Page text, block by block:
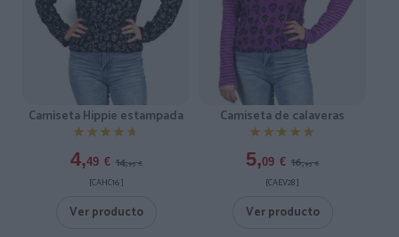
Camiseta Hippie estampada
★★★★★
★★★★★
4,49 € 14,95 €
[CAHC16 ]
Ver producto
Camiseta de calaveras
★★★★★
★★★★★
5,09 € 16,95 €
[CAEV28 ]
Ver producto